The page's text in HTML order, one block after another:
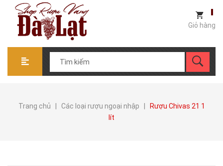
Giỏ hàng
Trang chủ Các loại rượu ngoại nhập
Rượu Chivas 21 1
lít